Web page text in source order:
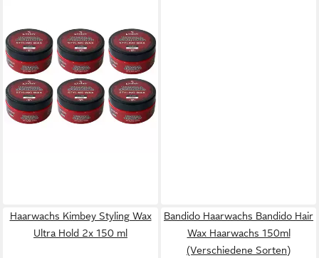
Wax Ultra Hold 6x 150 ml
31,90 € UVP35,70 €
(35,44 €/ 1 l)
-11%
lieferbar - in 3-4 Werktagen bei dir
Haarwachs Kimbey Styling Wax
Ultra Hold 2x 150 ml
Bandido Haarwachs Bandido Hair
Wax Haarwachs 150ml
(Verschiedene Sorten)